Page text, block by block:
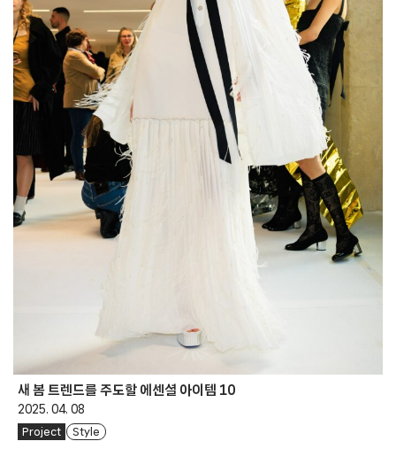
새 봄 트렌드를 주도할 에센셜 아이템 10
2025. 04. 08
Project Style